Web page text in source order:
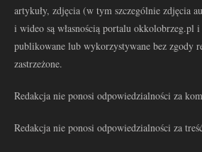
artykuły, zdjęcia (w tym szczególnie zdjęcia
i wideo są własnością portalu okkolobrzeg.pl
publikowane lub wykorzystywane bez zgody
zastrzeżone.
Redakcja nie ponosi odpowiedzialności za
Redakcja nie ponosi odpowiedzialności za